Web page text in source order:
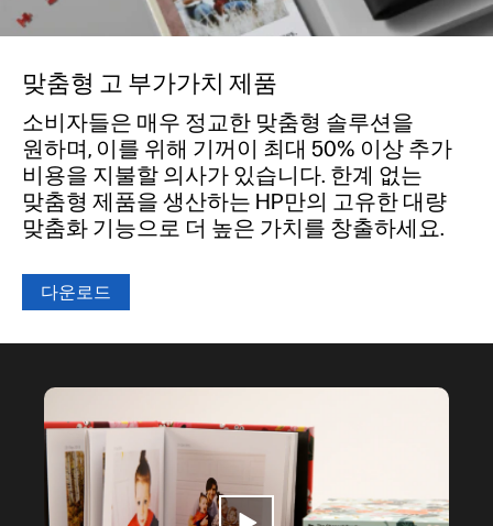
맞춤형 고 부가가치 제품
소비자들은 매우 정교한 맞춤형 솔루션을
원하며, 이를 위해 기꺼이 최대 50% 이상 추가
비용을 지불할 의사가 있습니다. 한계 없는
맞춤형 제품을 생산하는 HP만의 고유한 대량
맞춤화 기능으로 더 높은 가치를 창출하세요.
다운로드